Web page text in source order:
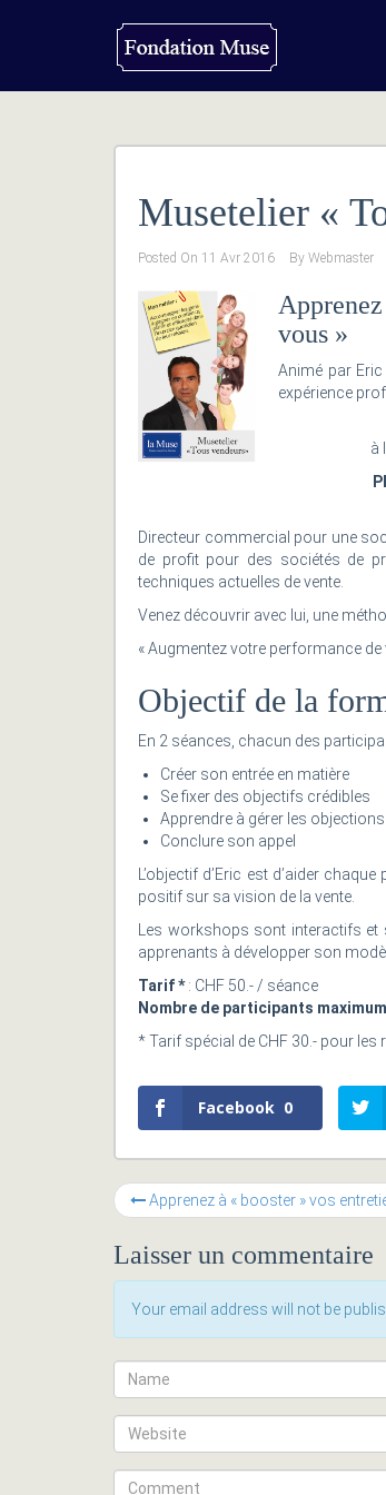
Musetelier «
Posted On 11 Avr 2016 By Webmaster
vous »
Animé par
expérience
à
Directeur commercial pour une
de profit pour des sociétés de
techniques actuelles de vente.
Venez découvrir avec lui, une
« Augmentez votre performance de
Objectif de la
En 2 séances, chacun des
Créer son entrée en matière
Se fixer des objectifs crédibles
Apprendre à gérer les objections
Conclure son appel
L’objectif d’Eric est d’aider
positif sur sa vision de la vente.
Les workshops sont interactifs
apprenants à développer son
Tarif *: CHF 50.- / séance
Nombre de participants maximum
* Tarif spécial de CHF 30.- pour les
Facebook 0
Apprenez à « booster » vos
Laisser un commentaire
Your email address will not be